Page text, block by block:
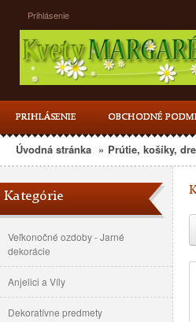
Prihlásenie
PRIHLÁSENIE OBCHODNÉ
Úvodná stránka » Prútie, košíky,
Kategórie
Veľkonočné ozdoby - Jarné
dekorácie
Anjelici a Víly
Dekoratívne predmety